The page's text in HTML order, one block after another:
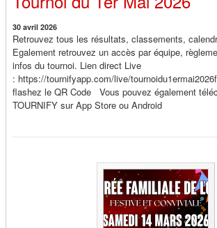
30 avril 2026
Retrouvez tous les résultats, classements,
Egalement retrouvez un accès par équipe,
infos du tournoi. Lien direct Live
: https://tournifyapp.com/live/
flashez le QR Code Vous pouvez également
TOURNIFY sur App Store ou Android